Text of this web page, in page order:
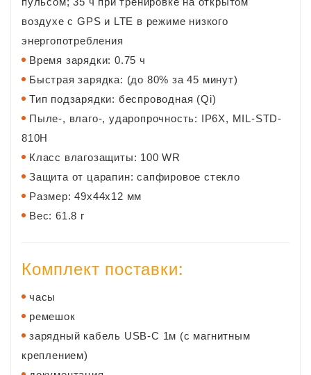
воздухе с GPS и LTE в режиме низкого
энергопотребления
Время зарядки: 0.75 ч
Быстрая зарядка: (до 80% за 45 минут)
Тип подзарядки: беспроводная (Qi)
Пыле-, влаго-, ударопрочность: IP6X, MIL-STD-
810H
Класс влагозащиты: 100 WR
Защита от царапин: сапфировое стекло
Размер: 49х44х12 мм
Вес: 61.8 г
Комплект поставки:
часы
ремешок
зарядный кабель USB-C 1м (с магнитным
креплением)